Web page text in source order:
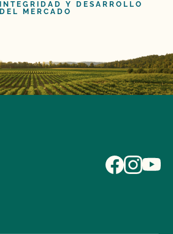
INTEGRIDAD Y DESARROLLO
DEL MERCADO